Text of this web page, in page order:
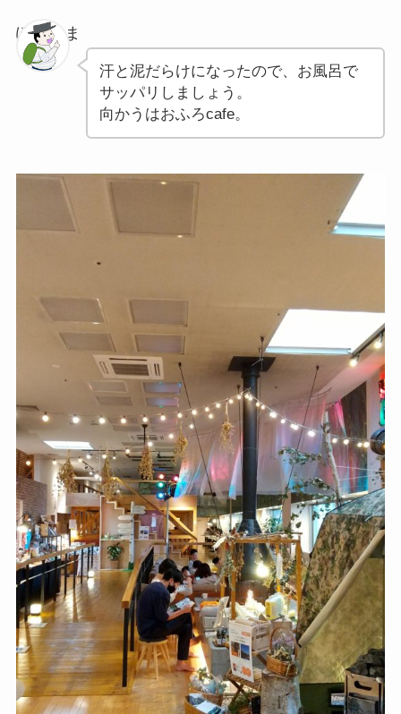
ぽちゃま
汗と泥だらけになったので、お風呂で
サッパリしましょう。
向かうはおふろcafe。